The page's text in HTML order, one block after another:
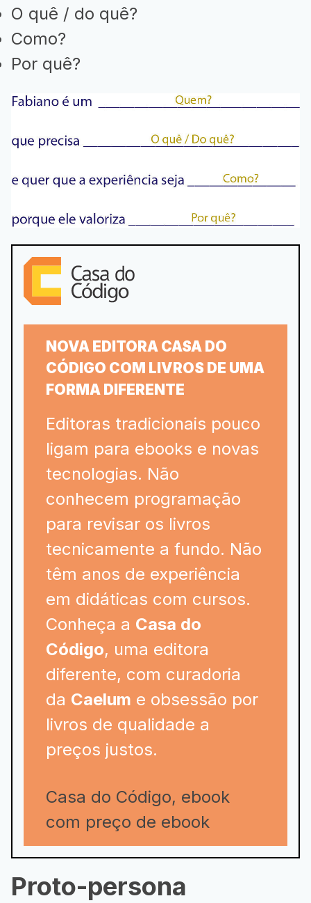
O quê / do quê?
Como?
Por quê?
NOVA EDITORA CASA DO
CÓDIGO COM LIVROS DE UMA
FORMA DIFERENTE
Editoras tradicionais pouco
ligam para ebooks e novas
tecnologias. Não
conhecem programação
para revisar os livros
tecnicamente a fundo. Não
têm anos de experiência
em didáticas com cursos.
Conheça a Casa do
Código, uma editora
diferente, com curadoria
da Caelum e obsessão por
livros de qualidade a
preços justos.
Casa do Código, ebook
com preço de ebook
Proto-persona